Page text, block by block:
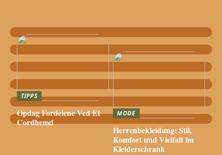
TIPPS
Opdag Fordelene Ved Et
Cordhemd
MODE
Herrenbekleidung: Stil,
Komfort und Vielfalt im
Kleiderschrank